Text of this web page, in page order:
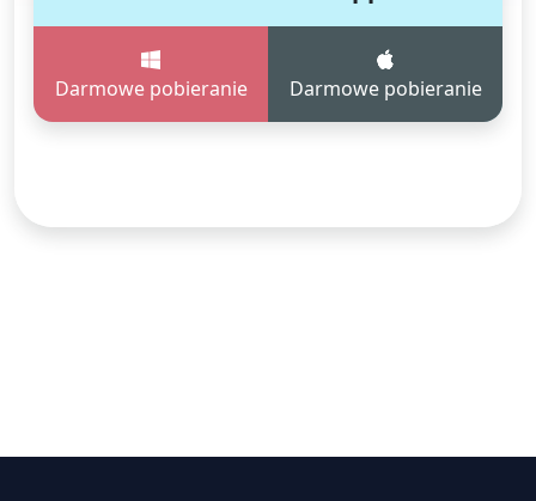
Darmowe pobieranie Darmowe pobieranie